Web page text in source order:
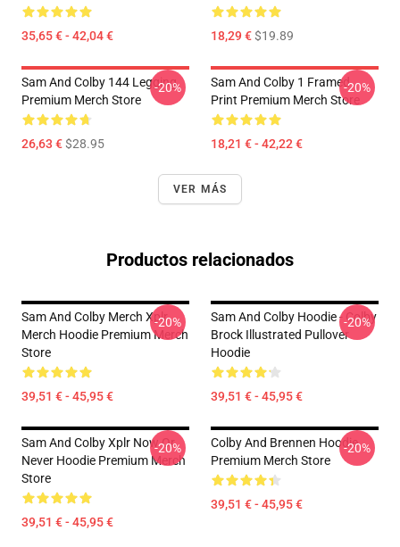
35,65 € - 42,04 € 18,29 €$19.89
Sam And Colby 144 Legging
Premium Merch Store
26,63 €$28.95
-20%
Sam And Colby 1 Framed
Print Premium Merch Store
18,21 € - 42,22 €
-20%
VER MÁS
Productos relacionados
Sam And Colby Merch Xplr
Merch Hoodie Premium Merch
Store
39,51 € - 45,95 €
-20%
Sam And Colby Hoodie - Colby
Brock Illustrated Pullover
Hoodie
39,51 € - 45,95 €
-20%
Sam And Colby Xplr Now Or
Never Hoodie Premium Merch
Store
39,51 € - 45,95 €
-20%
Colby And Brennen Hoodie
Premium Merch Store
39,51 € - 45,95 €
-20%